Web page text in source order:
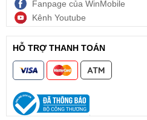
Fanpage của WinMobile
Kênh Youtube
HỖ TRỢ THANH TOÁN